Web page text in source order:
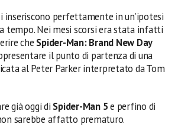
inseriscono perfettamente in un’ipotesi
tempo. Nei mesi scorsi era stata infatti
che Spider-Man: Brand New Day
il punto di partenza di una
al Peter Parker interpretato da Tom
già oggi di Spider-Man 5e perfino di
sarebbe affatto prematuro.